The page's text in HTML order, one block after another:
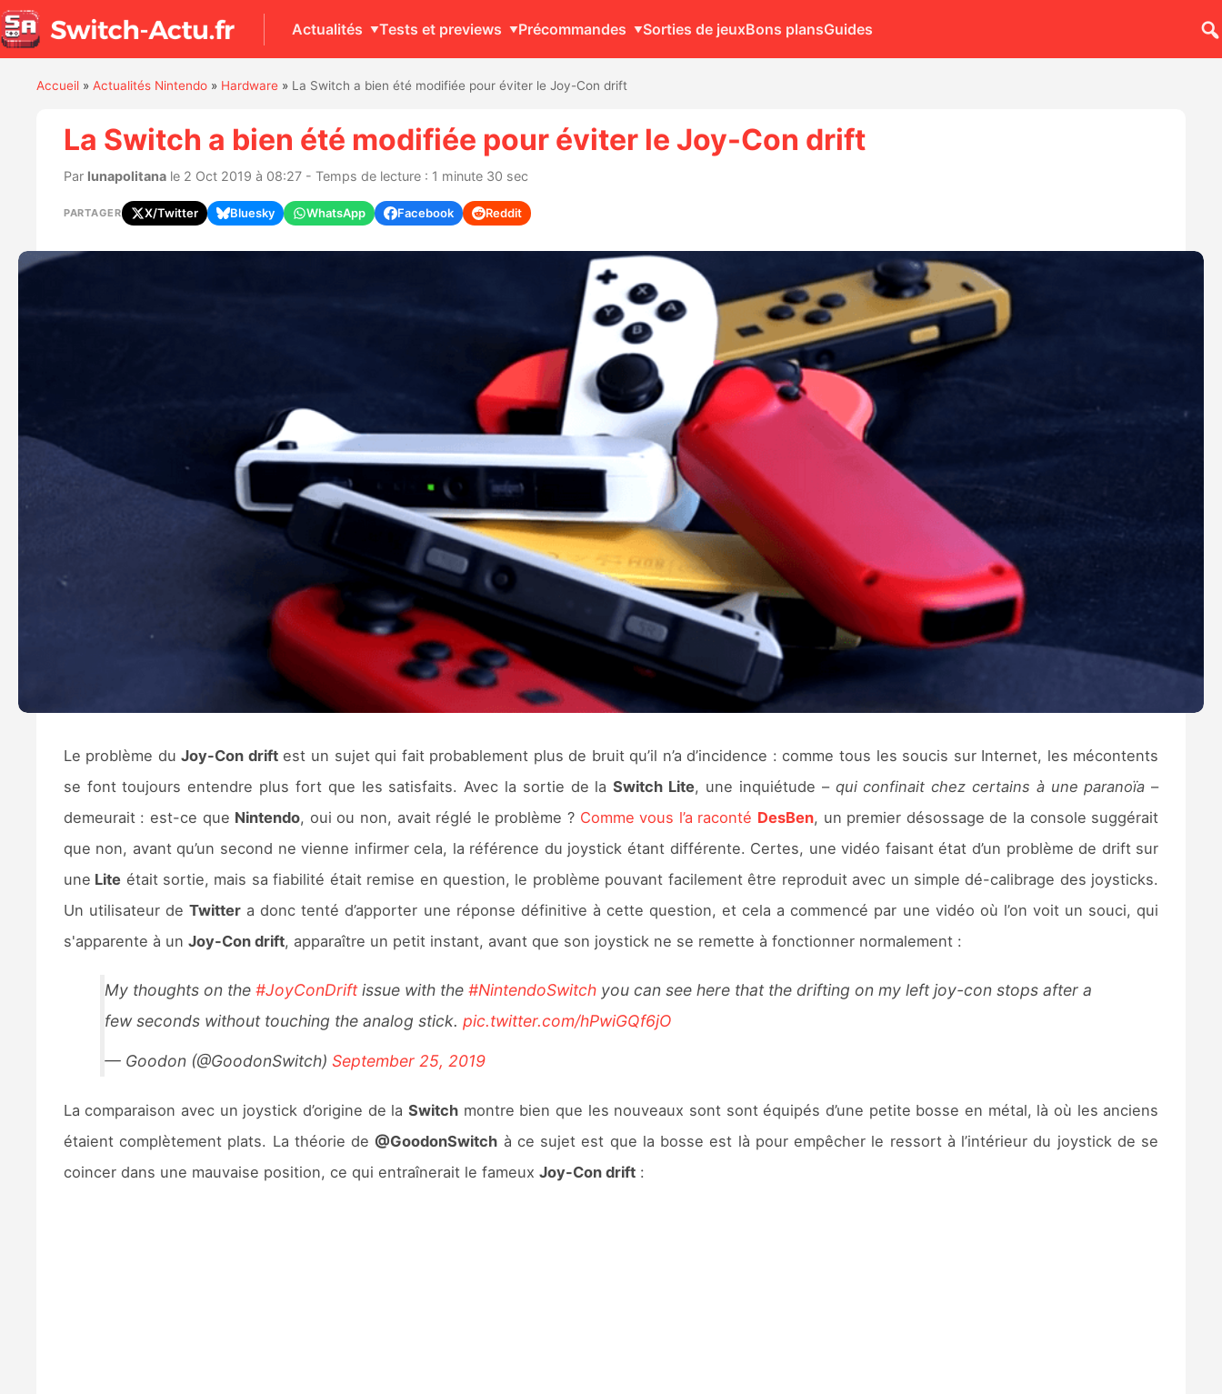
Actualités Tests et previews Précommandes Sorties de jeuxBons plansGuides
Accueil» Actualités Nintendo» Hardware» La Switch a bien été modifiée pour éviter le Joy-Con drift
La Switch a bien été modifiée pour éviter le Joy-Con drift
Par lunapolitanale 2 Oct 2019 à 08:27 - Temps de lecture : 1 minute 30 sec
PARTAGER X/Twitter Bluesky WhatsApp Facebook Reddit
Le problème duJoy-Con driftest un sujet qui fait probablement plus de bruit qu’il n’a d’incidence : comme tous les soucis sur Internet, les mécontents
se font toujours entendre plus fort que les satisfaits. Avec la sortie de laSwitch Lite, une inquiétude – qui confinait chez certains à une paranoïa –
demeurait : est-ce que Nintendo, oui ou non, avait réglé le problème ? Comme vous l’a raconté DesBen, un premier désossage de la console suggérait
que non, avant qu’un second ne vienne infirmer cela, la référence du joystick étant différente. Certes, une vidéo faisant état d’un problème de drift sur
une Lite était sortie, mais sa fiabilité était remise en question, le problème pouvant facilement être reproduit avec un simple dé-calibrage des joysticks.
Un utilisateur deTwitter a donc tenté d’apporter une réponse définitive à cette question, et cela a commencé par une vidéo où l’on voit un souci, qui
s'apparente à un Joy-Con drift, apparaître un petit instant, avant que son joystick ne se remette à fonctionner normalement :
My thoughts on the #JoyConDriftissue with the #NintendoSwitchyou can see here that the drifting on my left joy-con stops after a
few seconds without touching the analog stick. pic.twitter.com/hPwiGQf6jO
— Goodon (@GoodonSwitch) September 25, 2019
La comparaison avec un joystick d’origine de laSwitch montre bien que les nouveaux sont sont équipés d’une petite bosse en métal, là où les anciens
étaient complètement plats. La théorie de@GoodonSwitch à ce sujet est que la bosse est là pour empêcher le ressort à l’intérieur du joystick de se
coincer dans une mauvaise position, ce qui entraînerait le fameux Joy-Con drift: